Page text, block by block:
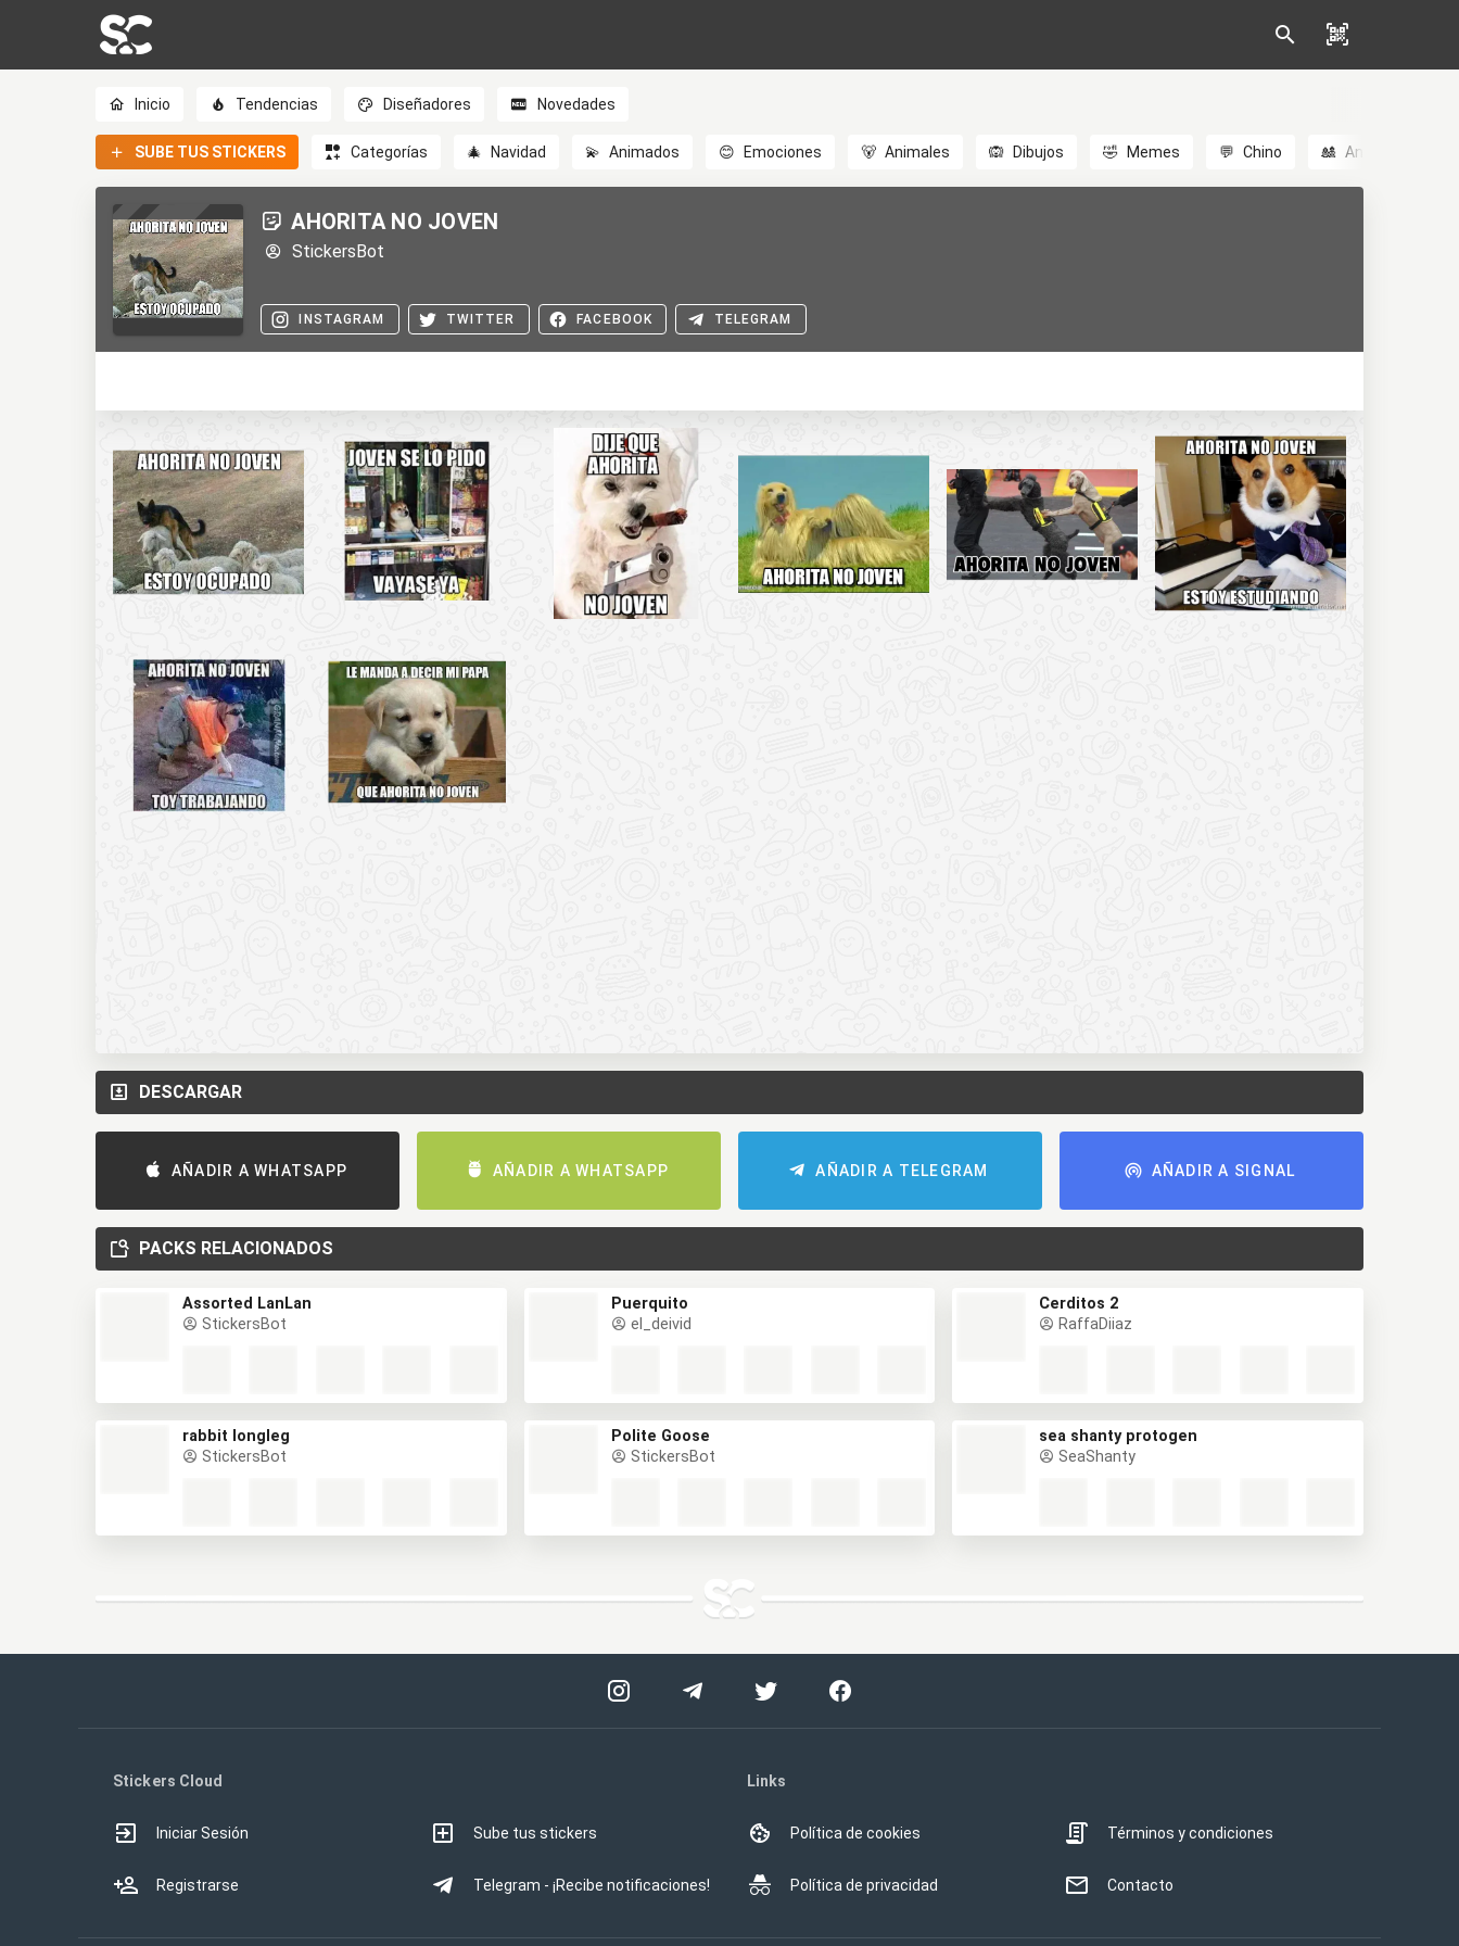
Inicio Tendencias Diseñadores Novedades
SUBE TUS STICKERS Categorías 🎄 Navidad 💫 Animados 😊 Emociones 🐻 Animales 🙉 Dibujos 🤣 Memes 💬 Chino 🎎 Anime
AHORITA NO JOVEN
StickersBot
INSTAGRAM TWITTER FACEBOOK TELEGRAM
DESCARGAR
AÑADIR A WHATSAPP AÑADIR A WHATSAPP AÑADIR A TELEGRAM AÑADIR A SIGNAL
PACKS RELACIONADOS
Assorted LanLan
StickersBot
Puerquito
el_deivid
Cerditos 2
RaffaDiiaz
rabbit longleg
StickersBot
Polite Goose
StickersBot
sea shanty protogen
SeaShanty
Stickers Cloud
Iniciar Sesión
Registrarse
Sube tus stickers
Telegram - ¡Recibe notificaciones!
Links
Política de cookies
Política de privacidad
Términos y condiciones
Contacto